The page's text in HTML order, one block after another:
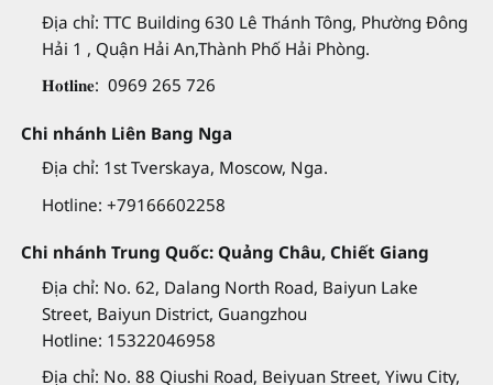
Địa chỉ: TTC Building 630 Lê Thánh Tông, Phường Đông
Hải 1 , Quận Hải An,Thành Phố Hải Phòng.
𝐇𝐨𝐭𝐥𝐢𝐧𝐞: 0969 265 726
Chi nhánh Liên Bang Nga
Địa chỉ: 1st Tverskaya, Moscow, Nga.
Hotline: +79166602258
Chi nhánh Trung Quốc: Quảng Châu, Chiết Giang
Địa chỉ: No. 62, Dalang North Road, Baiyun Lake
Street, Baiyun District, Guangzhou
Hotline: 15322046958
Địa chỉ: No. 88 Qiushi Road, Beiyuan Street, Yiwu City,